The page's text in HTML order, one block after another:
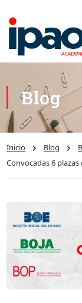
Blog
Inicio Blog
Convocadas 6